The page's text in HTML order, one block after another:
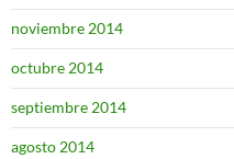
noviembre 2014
octubre 2014
septiembre 2014
agosto 2014